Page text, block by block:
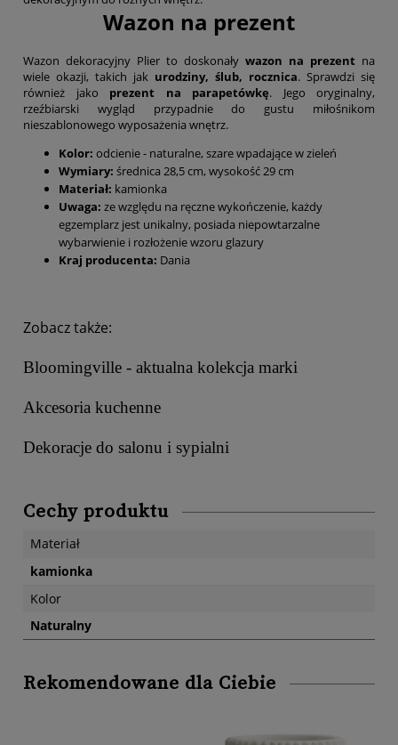
Wazon na prezent
Wazon dekoracyjny Plier to doskonały wazon na prezent na
wiele okazji, takich jak urodziny, ślub, rocznica. Sprawdzi się
również jako prezent na parapetówkę. Jego oryginalny,
rzeźbiarski wygląd przypadnie do gustu miłośnikom
nieszablonowego wyposażenia wnętrz.
Kolor: odcienie - naturalne, szare wpadające w zieleń
Wymiary: średnica 28,5 cm, wysokość 29 cm
Materiał: kamionka
Uwaga: ze względu na ręczne wykończenie, każdy
egzemplarz jest unikalny, posiada niepowtarzalne
wybarwienie i rozłożenie wzoru glazury
Kraj producenta: Dania
Zobacz także:
Bloomingville - aktualna kolekcja marki
Akcesoria kuchenne
Dekoracje do salonu i sypialni
Cechy produktu
Materiał
kamionka
Kolor
Naturalny
Rekomendowane dla Ciebie